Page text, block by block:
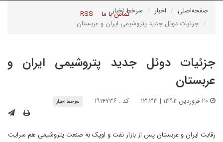
تماس با ما RSS صفحه‌اصلی اخبار
سرخط اخبار
جزئیات دوئل جدید پتروشیمی ایران و عربستان
جزئیات دوئل جدید پتروشیمی ایران و
عربستان
کد : ۱۹۱۴۷۳۶ سرخط اخبار
رقابت ایران و عربستان پس از بازار نفت و اوپک به صنعت پتروشیمی هم سرایت